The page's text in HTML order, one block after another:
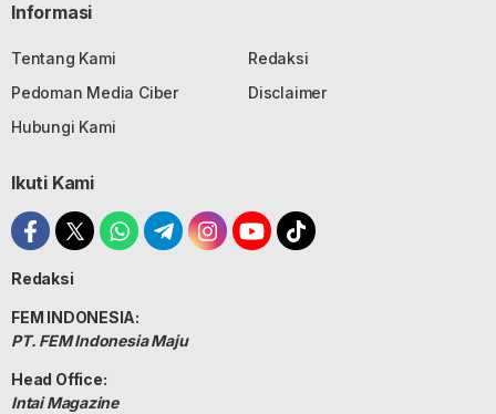
Informasi
Tentang Kami
Redaksi
Pedoman Media Ciber
Disclaimer
Hubungi Kami
Ikuti Kami
Redaksi
FEM INDONESIA:
PT. FEM Indonesia Maju
Head Office:
Intai Magazine